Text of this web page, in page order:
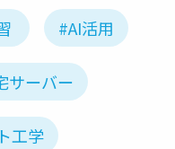
#AI活用
サーバー
工学